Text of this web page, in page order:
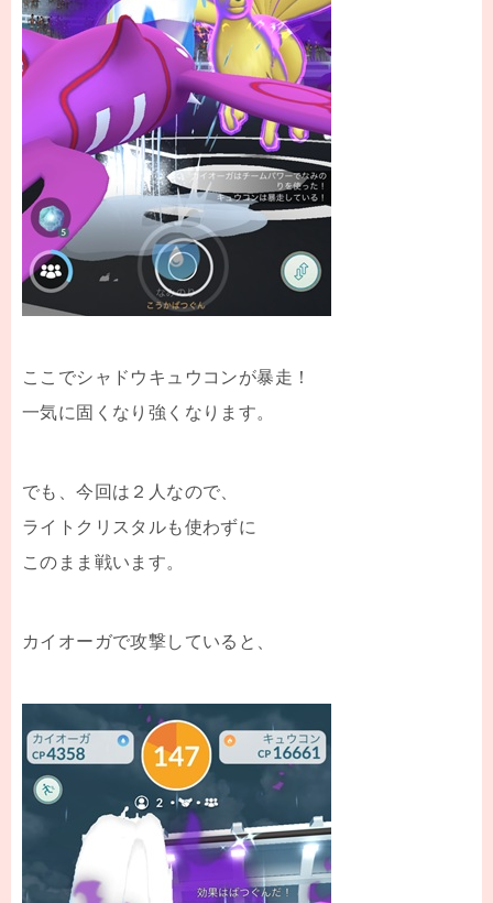
ここでシャドウキュウコンが暴走！
一気に固くなり強くなります。
でも、今回は２人なので、
ライトクリスタルも使わずに
このまま戦います。
カイオーガで攻撃していると、